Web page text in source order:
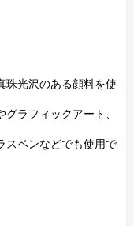
珠光沢のある顔料を使
ラフィックアート、
スペンなどでも使用で